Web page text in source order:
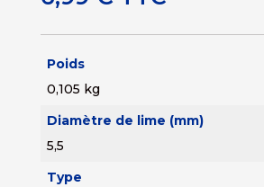
Poids
0,105 kg
Diamètre de lime (mm)
5,5
Type